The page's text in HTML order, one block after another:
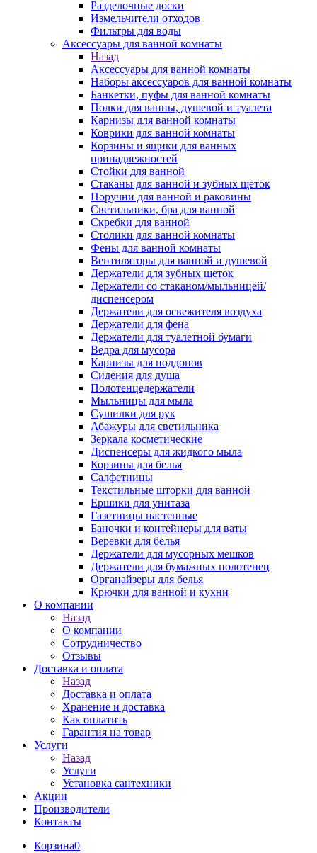
Разделочные доски
Измельчители отходов
Фильтры для воды
Аксессуары для ванной комнаты
Назад
Аксессуары для ванной комнаты
Наборы аксессуаров для ванной комнаты
Банкетки, пуфы для ванной комнаты
Полки для ванны, душевой и туалета
Карнизы для ванной комнаты
Коврики для ванной комнаты
Корзины и ящики для ванных
принадлежностей
Стойки для ванной
Стаканы для ванной и зубных щеток
Поручни для ванной и раковины
Светильники, бра для ванной
Скребки для ванной
Столики для ванной комнаты
Фены для ванной комнаты
Вентиляторы для ванной и душевой
Держатели для зубных щеток
Держатели со стаканом/мыльницей/
диспенсером
Держатели для освежителя воздуха
Держатели для фена
Держатели для туалетной бумаги
Ведра для мусора
Карнизы для поддонов
Сидения для душа
Полотенцедержатели
Мыльницы для мыла
Сушилки для рук
Абажуры для светильника
Зеркала косметические
Диспенсеры для жидкого мыла
Корзины для белья
Салфетницы
Текстильные шторки для ванной
Ершики для унитаза
Газетницы настенные
Баночки и контейнеры для ваты
Веревки для белья
Держатели для мусорных мешков
Держатели для бумажных полотенец
Органайзеры для белья
Крючки для ванной и кухни
О компании
Назад
О компании
Сотрудничество
Отзывы
Доставка и оплата
Назад
Доставка и оплата
Хранение и доставка
Как оплатить
Гарантия на товар
Услуги
Назад
Услуги
Установка сантехники
Акции
Производители
Контакты
Корзина0